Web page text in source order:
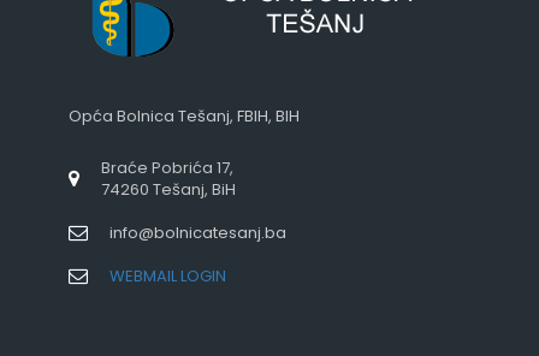
Opća Bolnica Tešanj, FBIH, BIH
Braće Pobrića 17,
74260 Tešanj, BiH
info@bolnicatesanj.ba
WEBMAIL LOGIN